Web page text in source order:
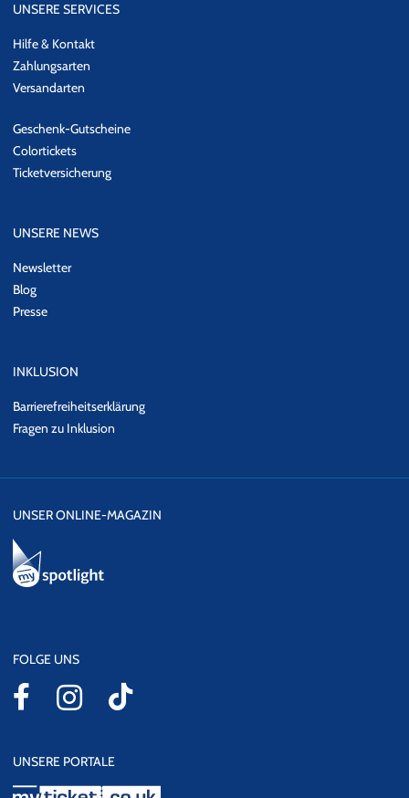
UNSERE SERVICES
Hilfe & Kontakt
Zahlungsarten
Versandarten
Geschenk-Gutscheine
Colortickets
Ticketversicherung
UNSERE NEWS
Newsletter
Blog
Presse
INKLUSION
Barrierefreiheitserklärung
Fragen zu Inklusion
UNSER ONLINE-MAGAZIN
FOLGE UNS
UNSERE PORTALE